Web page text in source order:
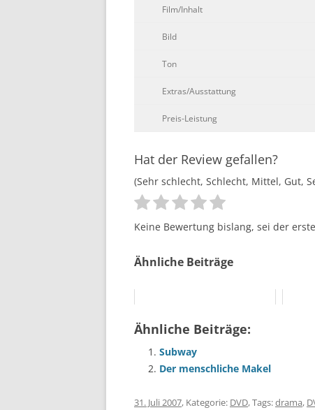
Film/Inhalt
Bild
Ton
Extras/Ausstattung
Preis-Leistung
Hat der Review gefallen?
(Sehr schlecht, Schlecht, Mittel, Gut,
Keine Bewertung bislang, sei der
Ähnliche Beiträge
Ähnliche Beiträge:
Subway
Der menschliche Makel
31. Juli 2007, Kategorie: DVD, Tags:drama,